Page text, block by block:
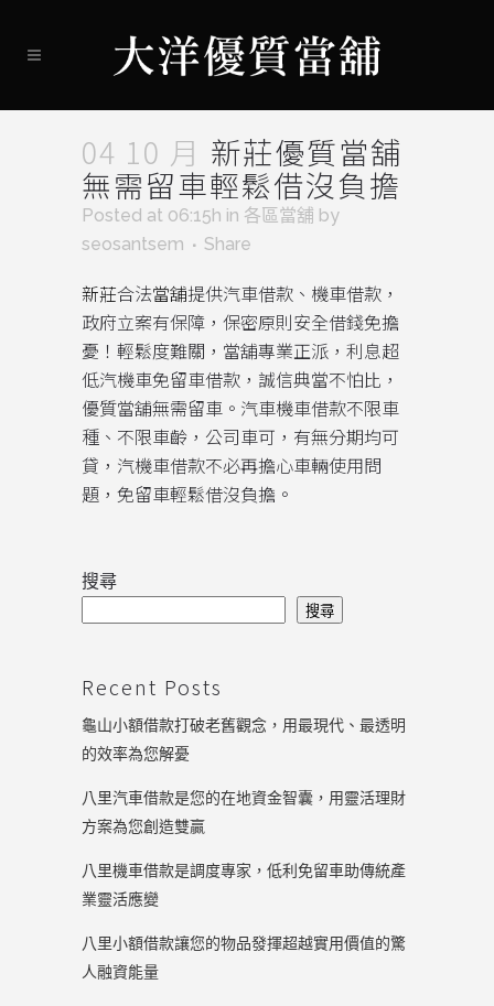
04 10 月 新莊優質當舖
無需留車輕鬆借沒負擔
Posted at 06:15h in 各區當舖 by
seosantsem
Share
新莊合法當舖提供汽車借款、機車借款，
政府立案有保障，保密原則安全借錢免擔
憂！輕鬆度難關，當舖專業正派，利息超
低汽機車免留車借款，誠信典當不怕比，
優質當舖無需留車。汽車機車借款不限車
種、不限車齡，公司車可，有無分期均可
貸，汽機車借款不必再擔心車輛使用問
題，免留車輕鬆借沒負擔。
搜尋
搜尋
Recent Posts
龜山小額借款打破老舊觀念，用最現代、最透明
的效率為您解憂
八里汽車借款是您的在地資金智囊，用靈活理財
方案為您創造雙贏
八里機車借款是調度專家，低利免留車助傳統產
業靈活應變
八里小額借款讓您的物品發揮超越實用價值的驚
人融資能量